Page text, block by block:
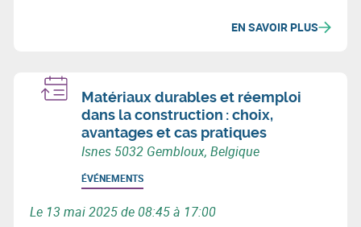
sites qui ont développé un réseau de chaleur en
EN SAVOIR PLUS
Matériaux durables et réemploi
dans la construction : choix,
avantages et cas pratiques
Isnes 5032 Gembloux, Belgique
ÉVÉNEMENTS
Le 13 mai 2025 de 08:45 à 17:00